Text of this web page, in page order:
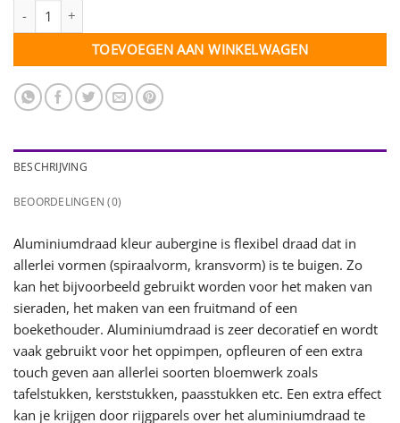
TOEVOEGEN AAN WINKELWAGEN
BESCHRIJVING
BEOORDELINGEN (0)
Aluminiumdraad kleur aubergine is flexibel draad dat in
allerlei vormen (spiraalvorm, kransvorm) is te buigen. Zo
kan het bijvoorbeeld gebruikt worden voor het maken van
sieraden, het maken van een fruitmand of een
boekethouder. Aluminiumdraad is zeer decoratief en wordt
vaak gebruikt voor het oppimpen, opfleuren of een extra
touch geven aan allerlei soorten bloemwerk zoals
tafelstukken, kerststukken, paasstukken etc. Een extra effect
kan je krijgen door rijgparels over het aluminiumdraad te